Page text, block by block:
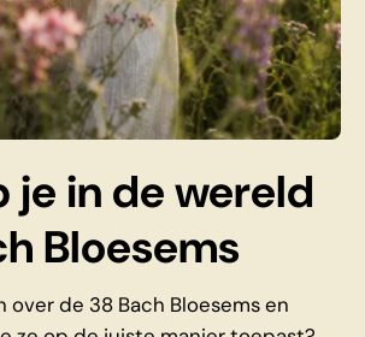
je in de wereld
Bloesems
over de 38 Bach Bloesems en